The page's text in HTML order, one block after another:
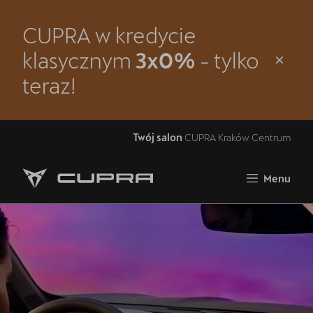
CUPRA w kredycie
klasycznym 3x0% - tylko
teraz!
Twój salon CUPRA Kraków Centrum
Menu
Strona główna
Jazda próbna CUPRĄ
5 lat gwarancji
Finansowanie
Serwis